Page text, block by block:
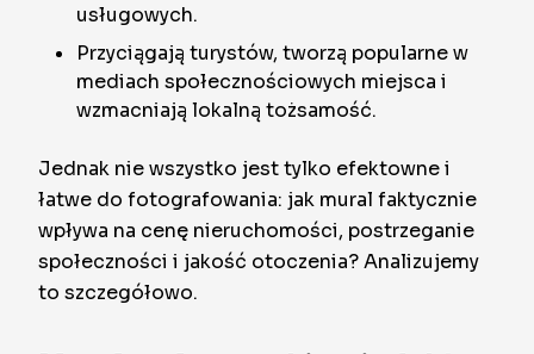
usługowych.
Przyciągają turystów, tworzą popularne w
mediach społecznościowych miejsca i
wzmacniają lokalną tożsamość.
Jednak nie wszystko jest tylko efektowne i
łatwe do fotografowania: jak mural faktycznie
wpływa na cenę nieruchomości, postrzeganie
społeczności i jakość otoczenia? Analizujemy
to szczegółowo.